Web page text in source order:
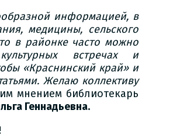
информацией, в
медицины, сельского
в районке часто можно
встречах и
«Краснинский край» и
Желаю коллективу
мнением библиотекарь
Геннадьевна.